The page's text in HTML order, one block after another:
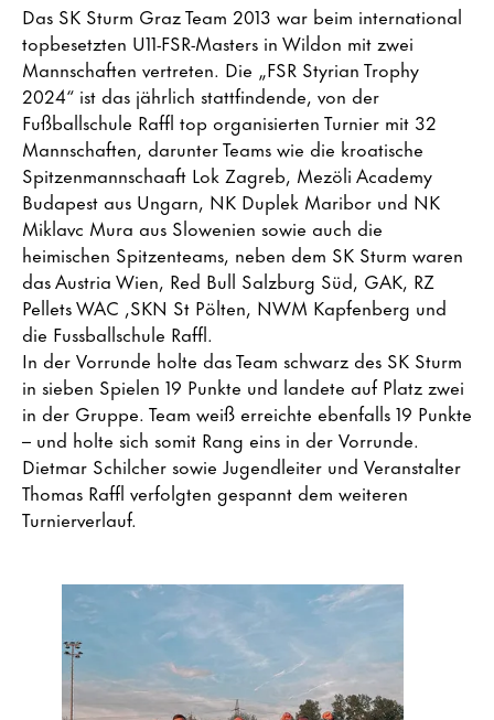
Das SK Sturm Graz Team 2013 war beim international
topbesetzten U11-FSR-Masters in Wildon mit zwei
Mannschaften vertreten. Die „FSR Styrian Trophy
2024“ ist das jährlich stattfindende, von der
Fußballschule Raffl top organisierten Turnier mit 32
Mannschaften, darunter Teams wie die kroatische
Spitzenmannschaaft Lok Zagreb, Mezöli Academy
Budapest aus Ungarn, NK Duplek Maribor und NK
Miklavc Mura aus Slowenien sowie auch die
heimischen Spitzenteams, neben dem SK Sturm waren
das Austria Wien, Red Bull Salzburg Süd, GAK, RZ
Pellets WAC ,SKN St Pölten, NWM Kapfenberg und
die Fussballschule Raffl.
In der Vorrunde holte das Team schwarz des SK Sturm
in sieben Spielen 19 Punkte und landete auf Platz zwei
in der Gruppe. Team weiß erreichte ebenfalls 19 Punkte
– und holte sich somit Rang eins in der Vorrunde.
Dietmar Schilcher sowie Jugendleiter und Veranstalter
Thomas Raffl verfolgten gespannt dem weiteren
Turnierverlauf.